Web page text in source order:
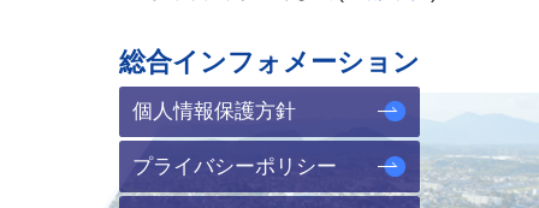
総合インフォメーション
個人情報保護方針
プライバシーポリシー